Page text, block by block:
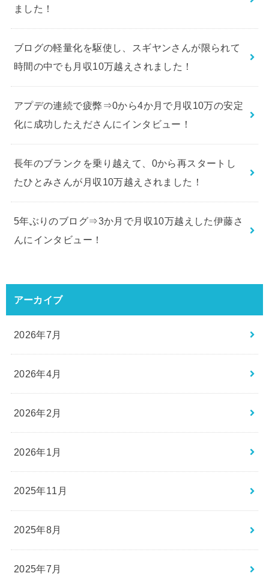
ました！
ブログの軽量化を駆使し、スギヤンさんが限られて
時間の中でも月収10万越えされました！
アプデの連続で疲弊⇒0から4か月で月収10万の安定
化に成功したえださんにインタビュー！
長年のブランクを乗り越えて、0から再スタートし
たひとみさんが月収10万越えされました！
5年ぶりのブログ⇒3か月で月収10万越えした伊藤さ
んにインタビュー！
アーカイブ
2026年7月
2026年4月
2026年2月
2026年1月
2025年11月
2025年8月
2025年7月